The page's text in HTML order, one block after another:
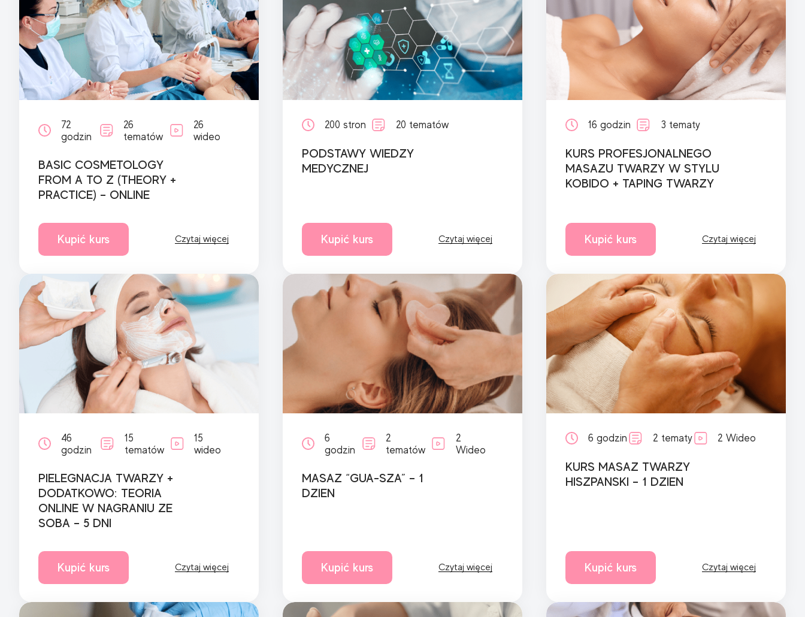
72
godzin
26
tematów
26
wideo
BASIC COSMETOLOGY
FROM A TO Z (THEORY +
PRACTICE) – ONLINE
Kupić kurs Czytaj więcej
200 stron 20 tematów
PODSTAWY WIEDZY
MEDYCZNEJ
Kupić kurs Czytaj więcej
16 godzin 3 tematy
KURS PROFESJONALNEGO
MASAZU TWARZY W STYLU
KOBIDO + TAPING TWARZY
Kupić kurs Czytaj więcej
46
godzin
15
tematów
15
wideo
PIELEGNACJA TWARZY +
DODATKOWO: TEORIA
ONLINE W NAGRANIU ZE
SOBA – 5 DNI
Kupić kurs Czytaj więcej
6
godzin
2
tematów
2
Wideo
MASAZ “GUA-SZA” – 1
DZIEN
Kupić kurs Czytaj więcej
6 godzin 2 tematy 2 Wideo
KURS MASAZ TWARZY
HISZPANSKI – 1 DZIEN
Kupić kurs Czytaj więcej